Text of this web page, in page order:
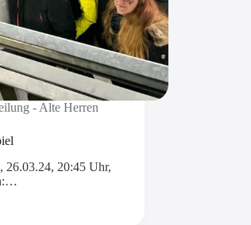
- Alte Herren
26.03.24, 20:45 Uhr,